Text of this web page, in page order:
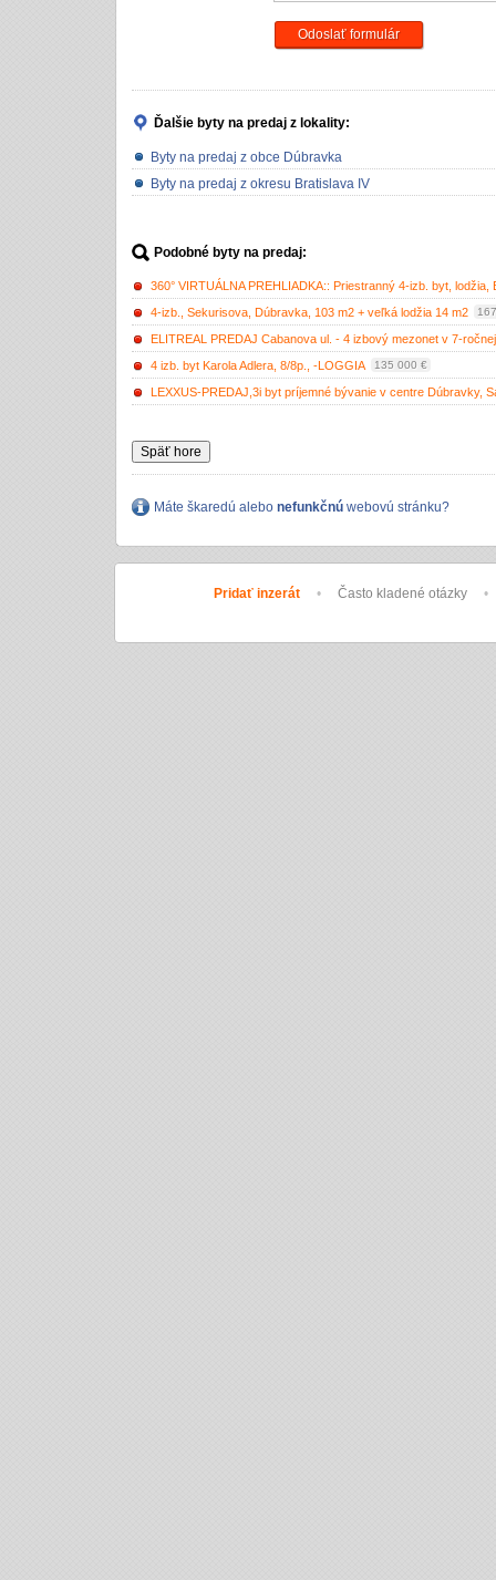
Odoslať formulár
Ďalšie byty na predaj z lokality:
Byty na predaj z obce Dúbravka
Byty na predaj z okresu Bratislava IV
Podobné byty na predaj:
360° VIRTUÁLNA PREHLIADKA:: Priestranný 4-izb. byt, lodžia,
4-izb., Sekurisova, Dúbravka, 103 m2 + veľká lodžia 14 m2
ELITREAL PREDAJ Cabanova ul. - 4 izbový mezonet v 7-
4 izb. byt Karola Adlera, 8/8p., -LOGGIA
135 000 €
LEXXUS-PREDAJ,3i byt príjemné bývanie v centre Dúbravky,
Späť hore
Máte škaredú alebo nefunkčnú webovú stránku?
Pridať inzerát • Často kladené otázky •